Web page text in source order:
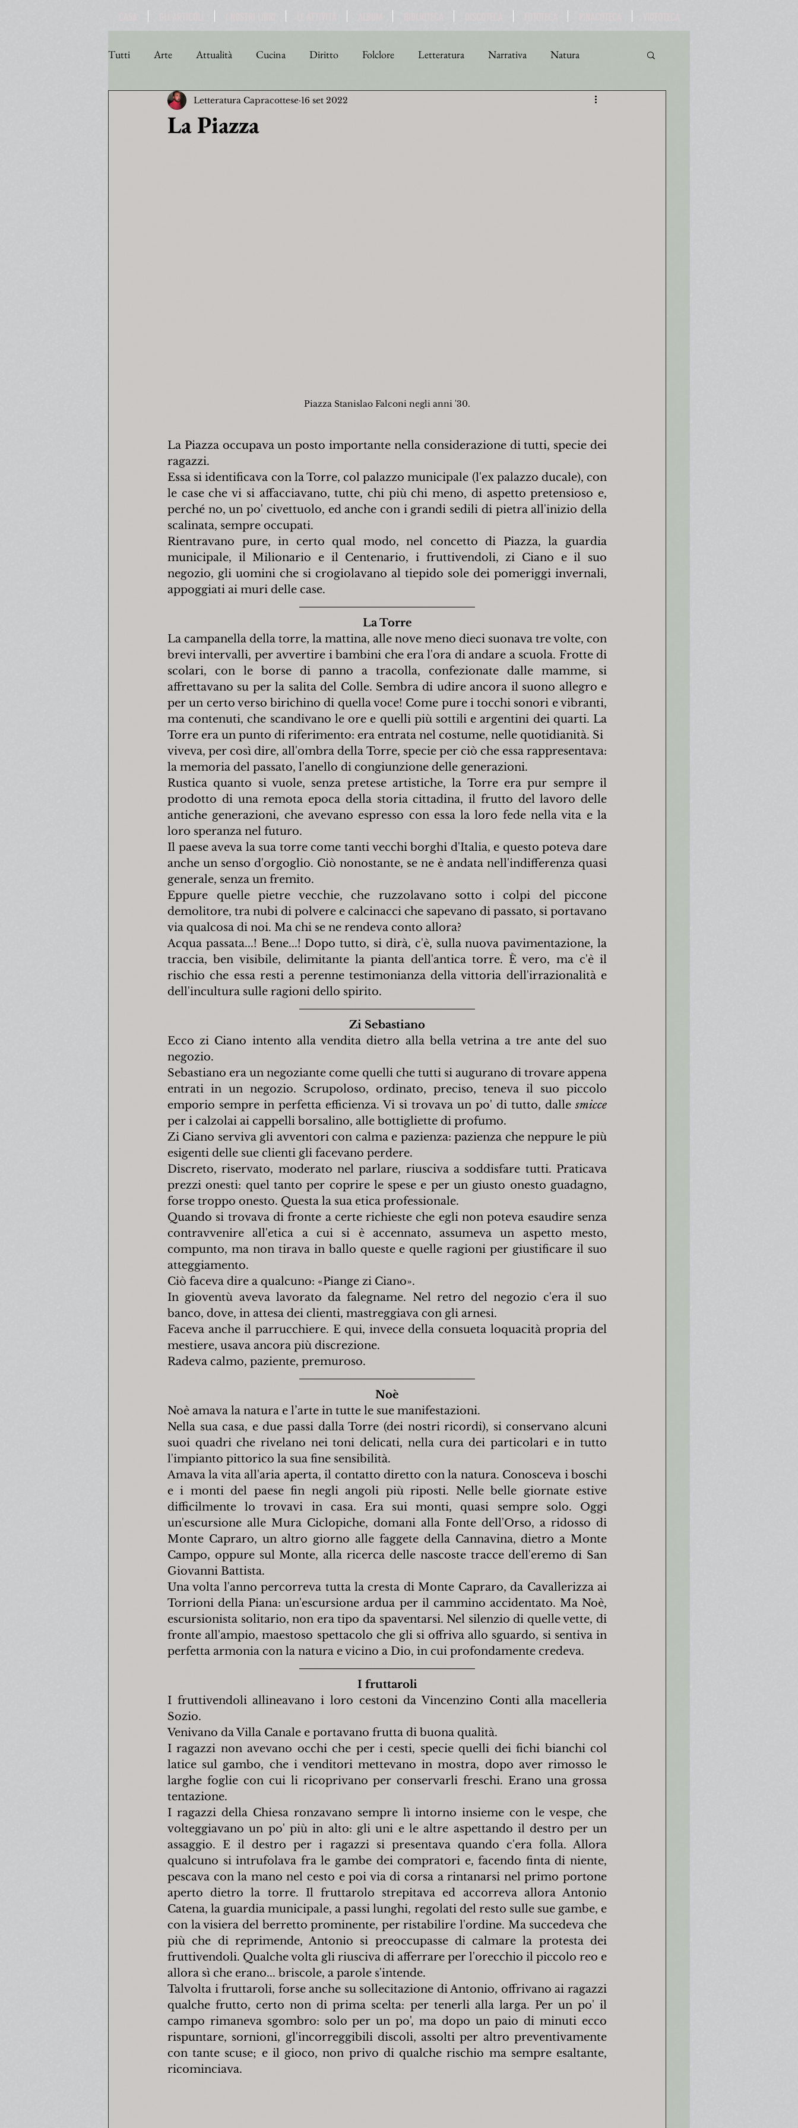
Tutti Arte Attualità Cucina Diritto Folclore Letteratura Narrativa Natura
Personaggi Poesia Politica Religione Turismo
La Piazza
Letteratura Capracottese 16 set 2022
Piazza Stanislao Falconi negli anni '30.
La Piazza occupava un posto importante nella considerazione di tutti, specie dei
ragazzi.
Essa si identificava con la Torre, col palazzo municipale (l'ex palazzo ducale), con
le case che vi si affacciavano, tutte, chi più chi meno, di aspetto pretensioso e,
perché no, un po' civettuolo, ed anche con i grandi sedili di pietra all'inizio della
scalinata, sempre occupati.
Rientravano pure, in certo qual modo, nel concetto di Piazza, la guardia
municipale, il Milionario e il Centenario, i fruttivendoli, zi Ciano e il suo
negozio, gli uomini che si crogiolavano al tiepido sole dei pomeriggi invernali,
appoggiati ai muri delle case.
La Torre
La campanella della torre, la mattina, alle nove meno dieci suonava tre volte, con
brevi intervalli, per avvertire i bambini che era l'ora di andare a scuola. Frotte di
scolari, con le borse di panno a tracolla, confezionate dalle mamme, si
affrettavano su per la salita del Colle. Sembra di udire ancora il suono allegro e
per un certo verso birichino di quella voce! Come pure i tocchi sonori e vibranti,
ma contenuti, che scandivano le ore e quelli più sottili e argentini dei quarti. La
Torre era un punto di riferimento: era entrata nel costume, nelle quotidianità. Si
viveva, per così dire, all'ombra della Torre, specie per ciò che essa rappresentava:
la memoria del passato, l'anello di congiunzione delle generazioni.
Rustica quanto si vuole, senza pretese artistiche, la Torre era pur sempre il
prodotto di una remota epoca della storia cittadina, il frutto del lavoro delle
antiche generazioni, che avevano espresso con essa la loro fede nella vita e la
loro speranza nel futuro.
Il paese aveva la sua torre come tanti vecchi borghi d'Italia, e questo poteva dare
anche un senso d'orgoglio. Ciò nonostante, se ne è andata nell'indifferenza quasi
generale, senza un fremito.
Eppure quelle pietre vecchie, che ruzzolavano sotto i colpi del piccone
demolitore, tra nubi di polvere e calcinacci che sapevano di passato, si portavano
via qualcosa di noi. Ma chi se ne rendeva conto allora?
Acqua passata...! Bene...! Dopo tutto, si dirà, c'è, sulla nuova pavimentazione, la
traccia, ben visibile, delimitante la pianta dell'antica torre. È vero, ma c'è il
rischio che essa resti a perenne testimonianza della vittoria dell'irrazionalità e
dell'incultura sulle ragioni dello spirito.
Zi Sebastiano
Ecco zi Ciano intento alla vendita dietro alla bella vetrina a tre ante del suo
negozio.
Sebastiano era un negoziante come quelli che tutti si augurano di trovare appena
entrati in un negozio. Scrupoloso, ordinato, preciso, teneva il suo piccolo
emporio sempre in perfetta efficienza. Vi si trovava un po' di tutto, dalle
per i calzolai ai cappelli borsalino, alle bottigliette di profumo.
Zi Ciano serviva gli avventori con calma e pazienza: pazienza che neppure le più
esigenti delle sue clienti gli facevano perdere.
Discreto, riservato, moderato nel parlare, riusciva a soddisfare tutti. Praticava
prezzi onesti: quel tanto per coprire le spese e per un giusto onesto guadagno,
forse troppo onesto. Questa la sua etica professionale.
Quando si trovava di fronte a certe richieste che egli non poteva esaudire senza
contravvenire all'etica a cui si è accennato, assumeva un aspetto mesto,
compunto, ma non tirava in ballo queste e quelle ragioni per giustificare il suo
atteggiamento.
Ciò faceva dire a qualcuno: «Piange zi Ciano».
In gioventù aveva lavorato da falegname. Nel retro del negozio c'era il suo
banco, dove, in attesa dei clienti, mastreggiava con gli arnesi.
Faceva anche il parrucchiere. E qui, invece della consueta loquacità propria del
mestiere, usava ancora più discrezione.
Radeva calmo, paziente, premuroso.
Noè
Noè amava la natura e l’arte in tutte le sue manifestazioni.
Nella sua casa, e due passi dalla Torre (dei nostri ricordi), si conservano alcuni
suoi quadri che rivelano nei toni delicati, nella cura dei particolari e in tutto
l'impianto pittorico la sua fine sensibilità.
Amava la vita all'aria aperta, il contatto diretto con la natura. Conosceva i boschi
e i monti del paese fin negli angoli più riposti. Nelle belle giornate estive
difficilmente lo trovavi in casa. Era sui monti, quasi sempre solo. Oggi
un'escursione alle Mura Ciclopiche, domani alla Fonte dell'Orso, a ridosso di
Monte Capraro, un altro giorno alle faggete della Cannavina, dietro a Monte
Campo, oppure sul Monte, alla ricerca delle nascoste tracce dell'eremo di San
Giovanni Battista.
Una volta l'anno percorreva tutta la cresta di Monte Capraro, da Cavallerizza ai
Torrioni della Piana: un'escursione ardua per il cammino accidentato. Ma Noè,
escursionista solitario, non era tipo da spaventarsi. Nel silenzio di quelle vette, di
fronte all'ampio, maestoso spettacolo che gli si offriva allo sguardo, si sentiva in
perfetta armonia con la natura e vicino a Dio, in cui profondamente credeva.
I fruttaroli
I fruttivendoli allineavano i loro cestoni da Vincenzino Conti alla macelleria
Sozio.
Venivano da Villa Canale e portavano frutta di buona qualità.
I ragazzi non avevano occhi che per i cesti, specie quelli dei fichi bianchi col
latice sul gambo, che i venditori mettevano in mostra, dopo aver rimosso le
larghe foglie con cui li ricoprivano per conservarli freschi. Erano una grossa
tentazione.
I ragazzi della Chiesa ronzavano sempre lì intorno insieme con le vespe, che
volteggiavano un po' più in alto: gli uni e le altre aspettando il destro per un
assaggio. E il destro per i ragazzi si presentava quando c'era folla. Allora
qualcuno si intrufolava fra le gambe dei compratori e, facendo finta di niente,
pescava con la mano nel cesto e poi via di corsa a rintanarsi nel primo portone
aperto dietro la torre. Il fruttarolo strepitava ed accorreva allora Antonio
Catena, la guardia municipale, a passi lunghi, regolati del resto sulle sue gambe, e
con la visiera del berretto prominente, per ristabilire l'ordine. Ma succedeva che
più che di reprimende, Antonio si preoccupasse di calmare la protesta dei
fruttivendoli. Qualche volta gli riusciva di afferrare per l'orecchio il piccolo reo e
allora sì che erano... briscole, a parole s'intende.
Talvolta i fruttaroli, forse anche su sollecitazione di Antonio, offrivano ai ragazzi
qualche frutto, certo non di prima scelta: per tenerli alla larga. Per un po' il
campo rimaneva sgombro: solo per un po', ma dopo un paio di minuti ecco
rispuntare, sornioni, gl'incorreggibili discoli, assolti per altro preventivamente
con tante scuse; e il gioco, non privo di qualche rischio ma sempre esaltante,
ricominciava.